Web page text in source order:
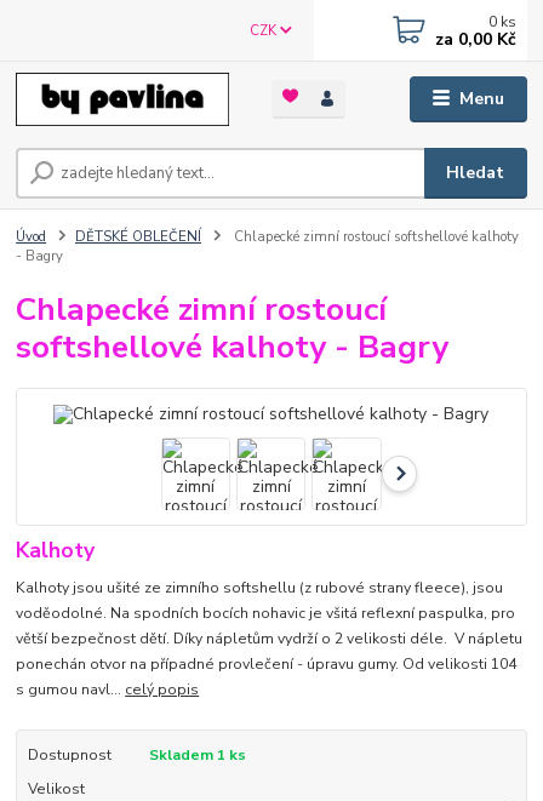
Menu
CZK
Hledat
0 ks
za 0,00 Kč
Úvod DĚTSKÉ OBLEČENÍ
Chlapecké zimní rostoucí softshellové kalhoty
- Bagry
Chlapecké zimní rostoucí
softshellové kalhoty - Bagry
Kalhoty
Kalhoty jsou ušité ze zimního softshellu (z rubové strany fleece), jsou
voděodolné. Na spodních bocích nohavic je všitá reflexní paspulka, pro
větší bezpečnost dětí. Díky nápletům vydrží o 2 velikosti déle. V nápletu
ponechán otvor na případné provlečení - úpravu gumy. Od velikosti 104
s gumou navl... celý popis
Dostupnost
Skladem 1 ks
Velikost